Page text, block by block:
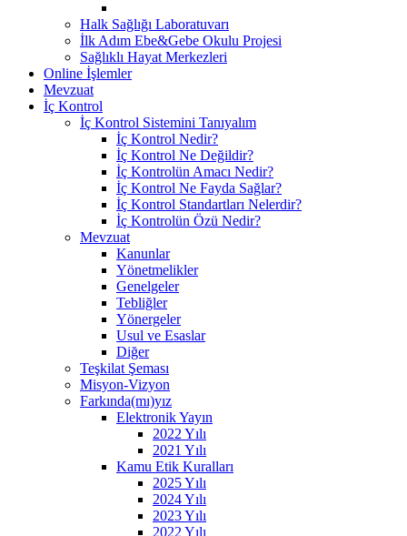
Halk Sağlığı Laboratuvarı
İlk Adım Ebe&Gebe Okulu Projesi
Sağlıklı Hayat Merkezleri
Online İşlemler
Mevzuat
İç Kontrol
İç Kontrol Sistemini Tanıyalım
İç Kontrol Nedir?
İç Kontrol Ne Değildir?
İç Kontrolün Amacı Nedir?
İç Kontrol Ne Fayda Sağlar?
İç Kontrol Standartları Nelerdir?
İç Kontrolün Özü Nedir?
Mevzuat
Kanunlar
Yönetmelikler
Genelgeler
Tebliğler
Yönergeler
Usul ve Esaslar
Diğer
Teşkilat Şeması
Misyon-Vizyon
Farkında(mı)yız
Elektronik Yayın
2022 Yılı
2021 Yılı
Kamu Etik Kuralları
2025 Yılı
2024 Yılı
2023 Yılı
2022 Yılı